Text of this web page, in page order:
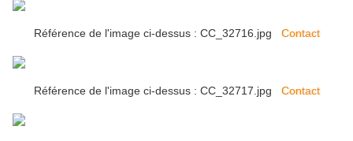
Référence de l'image ci-dessus : CC_32716.jpg Contact
Référence de l'image ci-dessus : CC_32717.jpg Contact